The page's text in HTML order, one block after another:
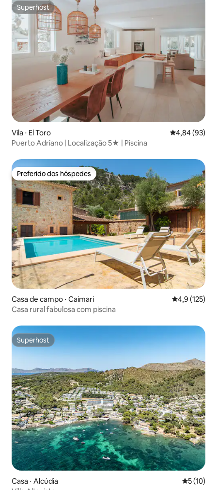
Superhost
Superhost
Vila ⋅ El Toro 4,84 de uma
4,84 (93)
Puerto Adriano | Localização 5★ | Piscina
Preferido dos hóspedes
Preferido dos hóspedes
Casa de campo ⋅ Caimari 4,9 de uma
4,9 (125)
Casa rural fabulosa com piscina
Superhost
Superhost
Casa ⋅ Alcúdia 5 de uma
5 (10)